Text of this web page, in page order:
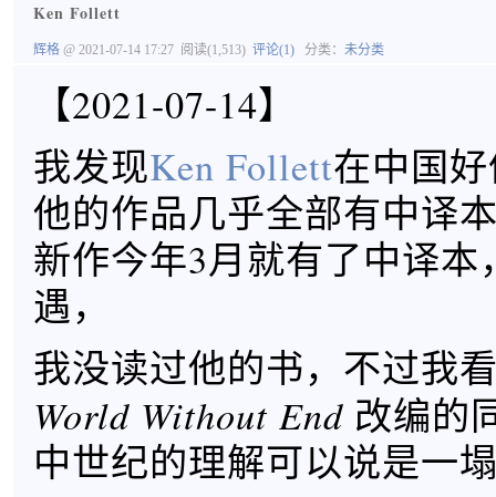
Ken Follett
辉格 @ 2021-07-14 17:27 阅读(1,513) 评论(1) 分类： 未分类
【2021-07-14】
我发现Ken Follett在中国
他的作品几乎全部有中译
新作今年3月就有了中译本
遇，
我没读过他的书，不过我
World Without End 改编的
中世纪的理解可以说是一